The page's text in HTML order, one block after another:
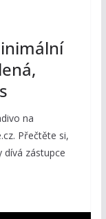
na
Přečtěte si,
dívá zástupce